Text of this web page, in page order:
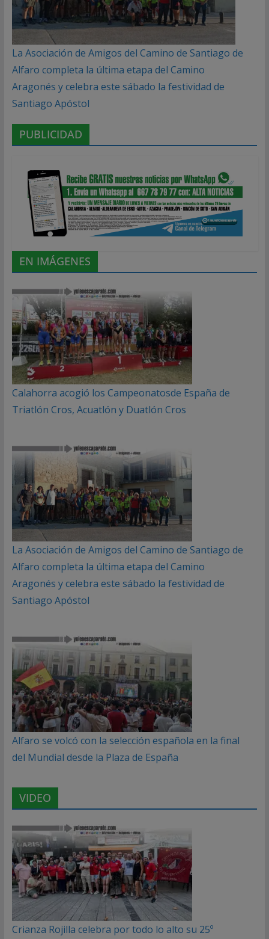
La Asociación de Amigos del Camino de Santiago de
Alfaro completa la última etapa del Camino
Aragonés y celebra este sábado la festividad de
Santiago Apóstol
PUBLICIDAD
EN IMÁGENES
Calahorra acogió los Campeonatosde España de
Triatlón Cros, Acuatlón y Duatlón Cros
La Asociación de Amigos del Camino de Santiago de
Alfaro completa la última etapa del Camino
Aragonés y celebra este sábado la festividad de
Santiago Apóstol
Alfaro se volcó con la selección española en la final
del Mundial desde la Plaza de España
VIDEO
Crianza Rojilla celebra por todo lo alto su 25º